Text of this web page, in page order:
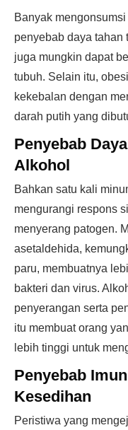
Banyak
penyebab daya tahan
juga mungkin dapat
tubuh. Selain itu,
kekebalan dengan
darah putih yang
Penyebab
Alkohol
Bahkan satu kali
mengurangi respons
menyerang patogen.
asetaldehida,
paru, membuatnya
bakteri dan virus.
penyerangan serta
itu membuat orang
lebih tinggi untuk
Penyebab
Kesedihan
Peristiwa yang